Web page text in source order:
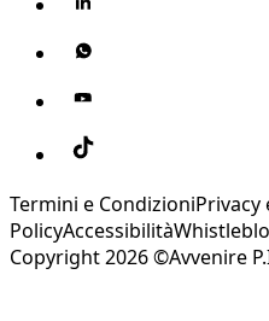
Termini e CondizioniPrivacy
PolicyAccessibilità
Copyright 2026 ©Avvenire